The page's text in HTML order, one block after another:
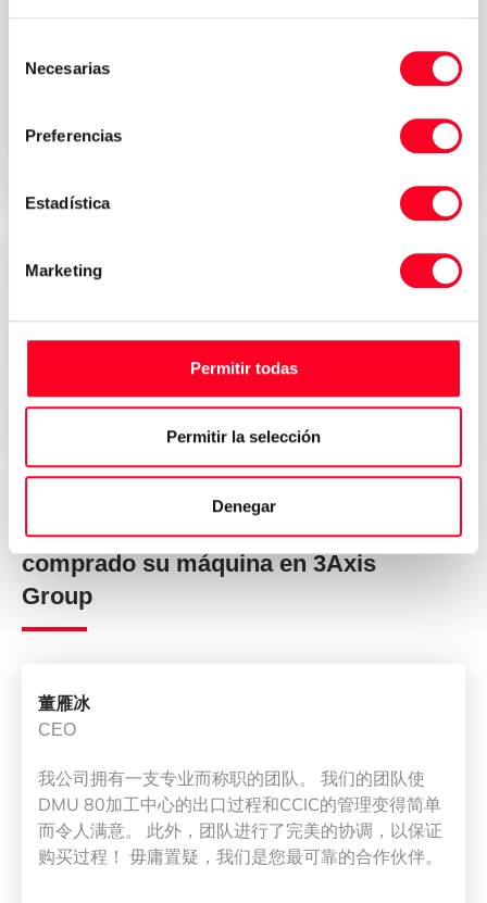
Necesarias
Preferencias
Estadística
Marketing
Permitir todas
Permitir la selección
Denegar
Acepto los términos y condiciones de la
Política de
Precios atractivos
Seguridad, confianza y transparencia
Opiniones de quienes han
comprado su máquina en 3Axis
Group
董雁冰
CEO
我公司拥有一支专业而称职的团队。 我们的团队使
DMU 80加工中心的出口过程和CCIC的管理变得简单
而令人满意。 此外，团队进行了完美的协调，以保证
购买过程！ 毋庸置疑，我们是您最可靠的合作伙伴。